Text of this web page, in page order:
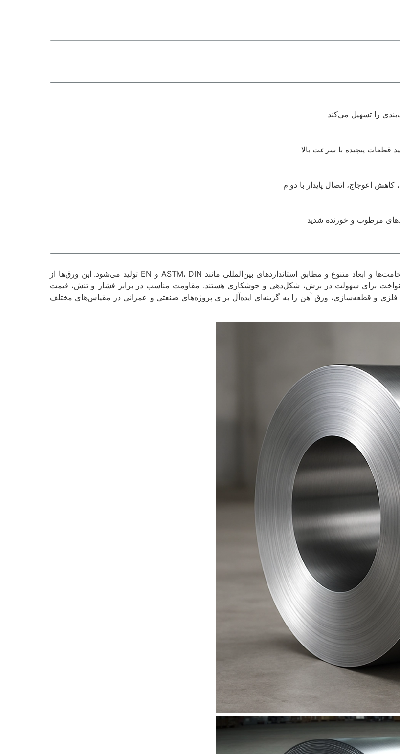
را تسهیل می‌کند
پیچیده با سرعت بالا
مرطوب و خورنده شدید
ورق آهن به‌عنوان یکی از پرکاربردترین محصولات فولادی، در ضخامت‌ها و ابعاد متنوع و مطابق استانداردهای بین‌المللی مانند ASTM، DIN و EN تولید می‌شود. این ورق‌ها از
برای سهولت در برش، شکل‌دهی و جوشکاری هستند. مقاومت مناسب در برابر فشار و تنش، قیمت
فلزی و قطعه‌سازی، ورق آهن را به گزینه‌ای ایده‌آل برای پروژه‌های صنعتی و عمرانی در مقیاس‌های مختلف